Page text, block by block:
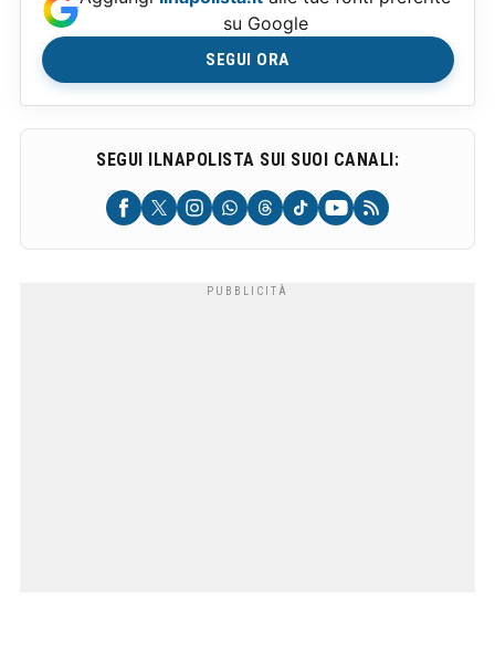
su Google
SEGUI ORA
SEGUI ILNAPOLISTA SUI SUOI CANALI: